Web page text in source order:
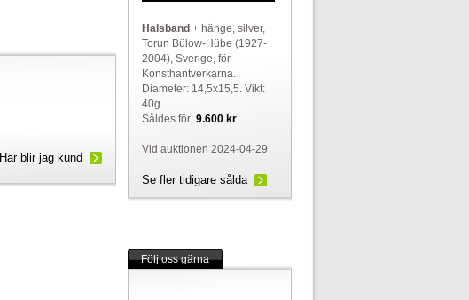
Här blir jag kund
Halsband + hänge, silver,
Torun Bülow-Hübe (1927-
2004), Sverige, för
Konsthantverkarna.
Diameter: 14,5x15,5. Vikt:
40g
Såldes för: 9.600 kr
Vid auktionen 2024-04-29
Se fler tidigare sålda
Följ oss gärna